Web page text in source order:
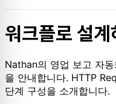
워크플로 설계
Nathan의 영업 보고 자
을 안내합니다. HTTP
단계 구성을 소개합니다.